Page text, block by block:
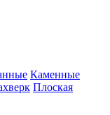
Каменные
Плоская